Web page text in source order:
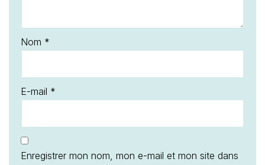
Nom *
E-mail *
Enregistrer mon nom, mon e-mail et mon site dans